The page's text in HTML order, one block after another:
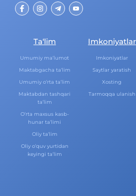
Ta‘lim
Umumiy ma‘lumot
Maktabgacha ta‘lim
Umumiy o‘rta ta‘lim
Maktabdan tashqari
ta‘lim
O‘rta maxsus kasb-
hunar ta‘limi
Oliy ta‘lim
Oliy o‘quv yurtidan
keyingi ta‘lim
Imkoniyatlar
Imkoniyatlar
Saytlar yaratish
Xosting
Tarmoqqa ulanish